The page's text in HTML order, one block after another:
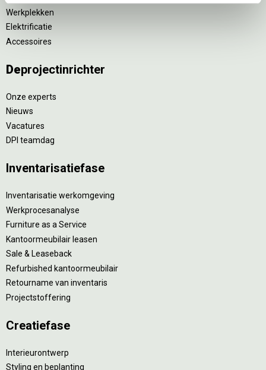
Werkplekken
Elektrificatie
Accessoires
Deprojectinrichter
Onze experts
Nieuws
Vacatures
DPI teamdag
Inventarisatiefase
Inventarisatie werkomgeving
Werkprocesanalyse
Furniture as a Service
Kantoormeubilair leasen
Sale & Leaseback
Refurbished kantoormeubilair
Retourname van inventaris
Projectstoffering
Creatiefase
Interieurontwerp
Styling en beplanting